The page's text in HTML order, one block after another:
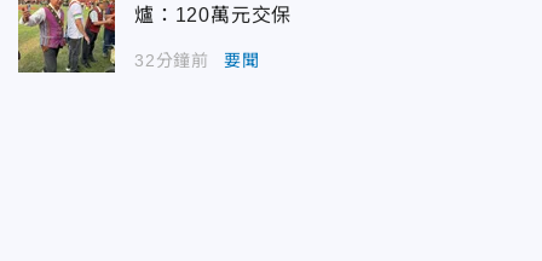
爐：120萬元交保
32分鐘前 要聞